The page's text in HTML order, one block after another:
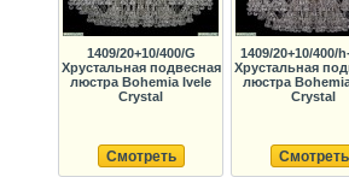
1409/20+10/400/G
Хрустальная подвесная
люстра Bohemia Ivele
Crystal
Смотреть
1409/20+10/400/
Хрустальная
люстра
Crystal
Смотреть